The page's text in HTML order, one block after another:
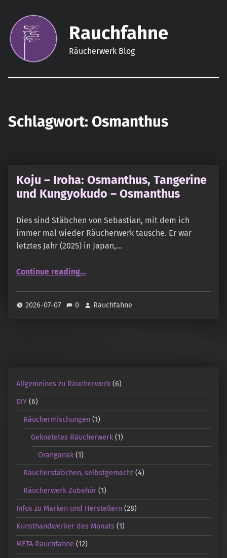
Rauchfahne
Räucherwerk Blog
Schlagwort: Osmanthus
Koju – Iroha: Osmanthus, Tangerine
und Kungyokudo – Osmanthus
Dies sind Stäbchen von Sebastian, mit dem ich
immer mal wieder Räucherwerk tausche. Er war
letztes Jahr (2025) in Japan,…
Continue reading“Koju – Iroha: Osmanthus, Tangerine und Kungyokudo – Osmanthus”
…
2026-07-07 0 Rauchfahne
Allgemeines zu Räucherwerk (6)
DIY (6)
Räuchermischungen (1)
Geknetetes Räucherwerk(1)
Oranganak (1)
Räucherstäbchen, selbstgemacht (4)
Räucherwerk Zubehör (1)
Infos zu Marken und Herstellern (28)
Kunsthandwerker des Monats (1)
META Rauchfahne (12)